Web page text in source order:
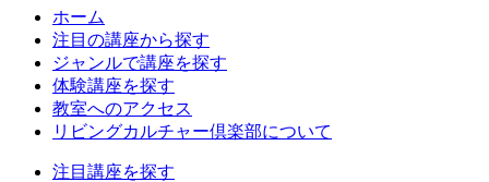
ホーム
注目の講座から探す
ジャンルで講座を探す
体験講座を探す
教室へのアクセス
リビングカルチャー倶楽部について
注目講座を探す